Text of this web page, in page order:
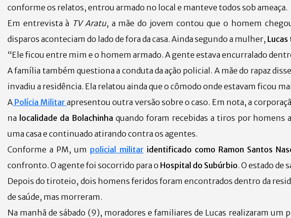
conforme os relatos, entrou armado no local e manteve todos sob ameaça.
Em entrevista à TV Aratu, a mãe do jovem contou que o homem
disparos aconteciam do lado de fora da casa. Ainda segundo a mulher,
“Ele ficou entre mim e o homem armado. A gente estava encurralado
A família também questiona a conduta da ação policial. A mãe do rapaz
invadiu a residência. Ela relatou ainda que o cômodo onde estavam ficou
A Polícia Militar apresentou outra versão sobre o caso. Em nota, a
na localidade da Bolachinha quando foram recebidas a tiros por homens
uma casa e continuado atirando contra os agentes.
Conforme a PM, um policial militar identificado como Ramon Santos
confronto. O agente foi socorrido para o Hospital do Subúrbio. O estado de
Depois do tiroteio, dois homens feridos foram encontrados dentro da
de saúde, mas morreram.
Na manhã de sábado (9), moradores e familiares de Lucas realizaram